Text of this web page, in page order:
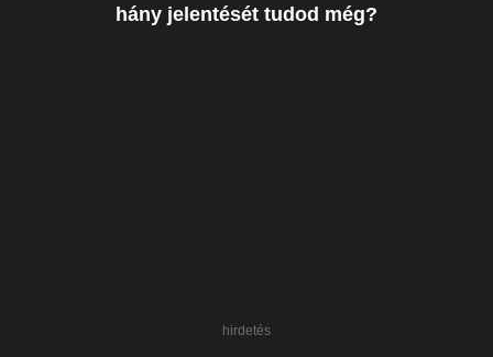
hány jelentését tudod még?
hirdetés